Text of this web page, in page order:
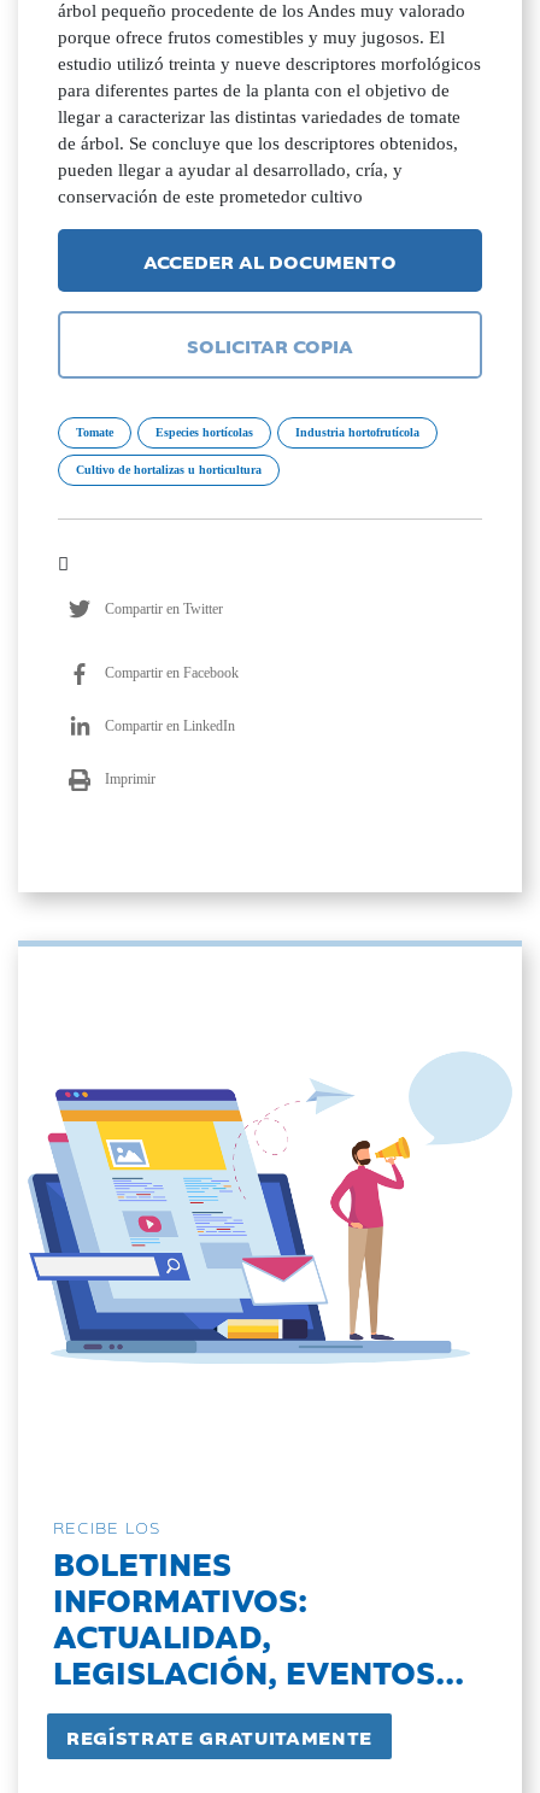
árbol pequeño procedente de los Andes muy valorado
porque ofrece frutos comestibles y muy jugosos. El
estudio utilizó treinta y nueve descriptores morfológicos
para diferentes partes de la planta con el objetivo de
llegar a caracterizar las distintas variedades de tomate
de árbol. Se concluye que los descriptores obtenidos,
pueden llegar a ayudar al desarrollado, cría, y
conservación de este prometedor cultivo
ACCEDER AL DOCUMENTO
SOLICITAR COPIA
Tomate Especies hortícolas Industria hortofrutícola
Cultivo de hortalizas u horticultura
Compartir en Twitter
Compartir en Facebook
Compartir en LinkedIn
Imprimir
RECIBE LOS
BOLETINES
INFORMATIVOS:
ACTUALIDAD,
LEGISLACIÓN, EVENTOS...